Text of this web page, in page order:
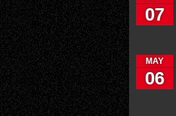
07
MAY
06